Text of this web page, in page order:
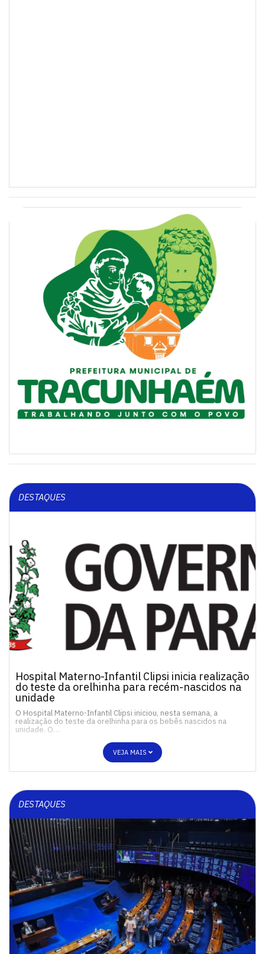
DESTAQUES
Hospital Materno-Infantil Clipsi inicia realização
do teste da orelhinha para recém-nascidos na
unidade
O Hospital Materno-Infantil Clipsi iniciou, nesta semana, a
realização do teste da orelhinha para os bebês nascidos na
unidade. O…
VEJA MAIS
DESTAQUES